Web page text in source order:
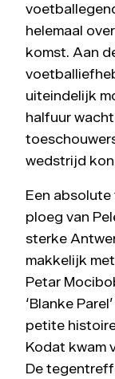
helemaal
komst. Aan
uiteindelijk
halfuur
wedstrijd
Een
ploeg van
sterke
makkelijk
Petar
‘Blanke
petite
Kodat kwam
De